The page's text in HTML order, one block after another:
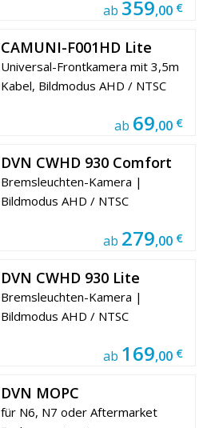
ab 359,00 €
CAMUNI-F001HD Lite
Universal-Frontkamera mit 3,5m
Kabel, Bildmodus AHD / NTSC
ab 69,00 €
DVN CWHD 930 Comfort
Bremsleuchten-Kamera |
Bildmodus AHD / NTSC
ab 279,00 €
DVN CWHD 930 Lite
Bremsleuchten-Kamera |
Bildmodus AHD / NTSC
ab 169,00 €
DVN MOPC
für N6, N7 oder Aftermarket